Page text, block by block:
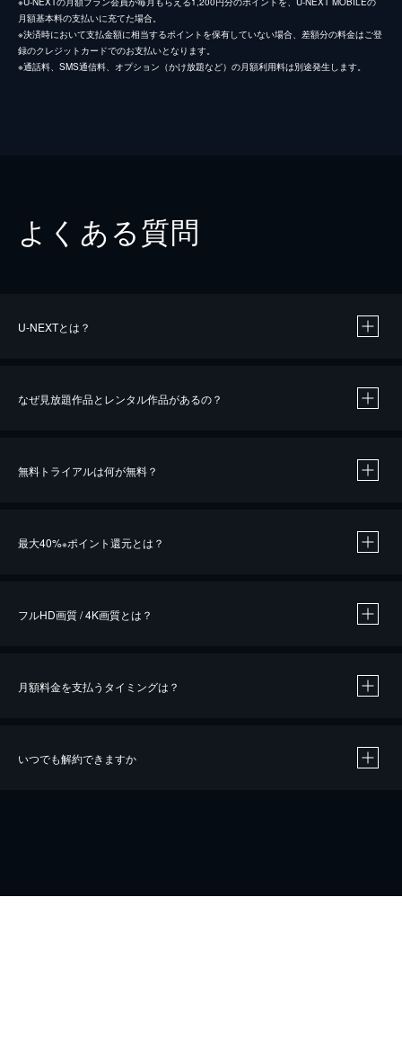
月額基本料の支払いに充てた場合。
※決済時において支払金額に相当するポイントを保有していない場合、差額分の料金はご登
録のクレジットカードでのお支払いとなります。
※通話料、SMS通信料、オプション（かけ放題など）の月額利用料は別途発生します。
よくある質問
U-NEXTとは？
なぜ見放題作品とレンタル作品があるの？
無料トライアルは何が無料？
最大40%※ポイント還元とは？
※40％ポイント還元の対象は、クレジットカード決済による作品の購入 / レンタルです。
フルHD画質 / 4K画質とは？
月額料金を支払うタイミングは？
いつでも解約できますか